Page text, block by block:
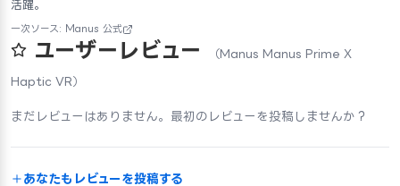
活躍。
一次ソース: Manus 公式
ユーザーレビュー （Manus Manus Prime X
Haptic VR）
まだレビューはありません。最初のレビューを投稿しませんか？
あなたもレビューを投稿する